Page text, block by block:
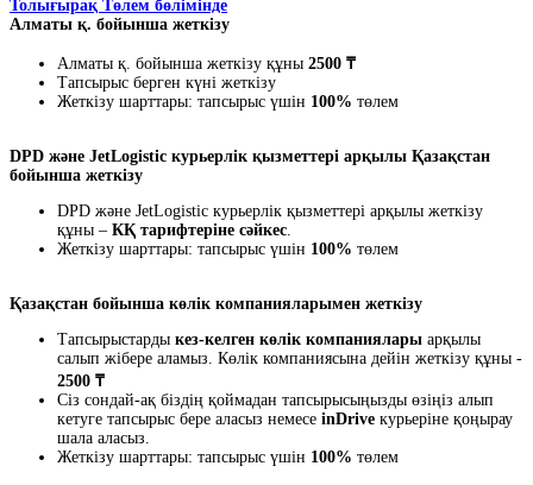
Толығырақ Төлем бөлімінде
Алматы қ. бойынша жеткізу
Алматы қ. бойынша жеткізу құны 2500 ₸
Тапсырыс берген күні жеткізу
Жеткізу шарттары: тапсырыс үшін 100% төлем
DPD және JetLogistic курьерлік қызметтері арқылы Қазақстан
бойынша жеткізу
DPD және JetLogistic курьерлік қызметтері арқылы жеткізу
құны – КҚ тарифтеріне сәйкес.
Жеткізу шарттары: тапсырыс үшін 100% төлем
Қазақстан бойынша көлік компанияларымен жеткізу
Тапсырыстарды кез-келген көлік компаниялары арқылы
салып жібере аламыз. Көлік компаниясына дейін жеткізу құны -
2500 ₸
Сіз сондай-ақ біздің қоймадан тапсырысыңызды өзіңіз алып
кетуге тапсырыс бере аласыз немесе inDrive курьеріне қоңырау
шала аласыз.
Жеткізу шарттары: тапсырыс үшін 100% төлем